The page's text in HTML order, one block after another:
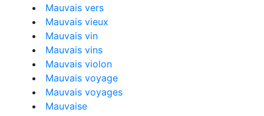
Mauvais vers
Mauvais vieux
Mauvais vin
Mauvais vins
Mauvais violon
Mauvais voyage
Mauvais voyages
Mauvaise